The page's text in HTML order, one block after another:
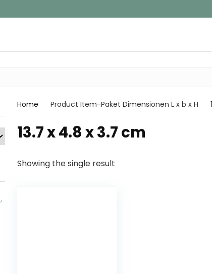
Home Product Item-Paket Dimensionen L x b x H
‎13.7 x 4.8 x 3.7 cm
Showing the single result